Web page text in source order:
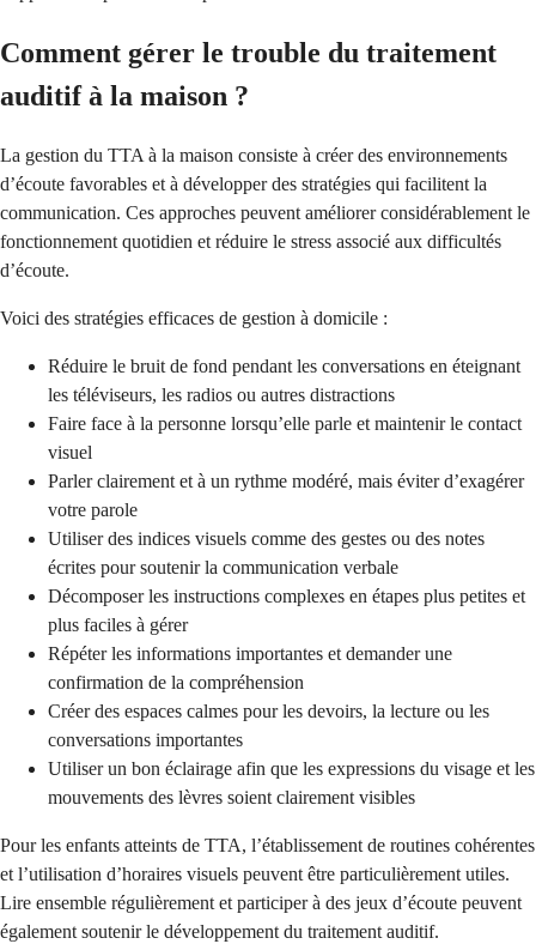
Comment gérer le trouble du traitement
auditif à la maison ?
La gestion du TTA à la maison consiste à créer des environnements
d’écoute favorables et à développer des stratégies qui facilitent la
communication. Ces approches peuvent améliorer considérablement le
fonctionnement quotidien et réduire le stress associé aux difficultés
d’écoute.
Voici des stratégies efficaces de gestion à domicile :
Réduire le bruit de fond pendant les conversations en éteignant
les téléviseurs, les radios ou autres distractions
Faire face à la personne lorsqu’elle parle et maintenir le contact
visuel
Parler clairement et à un rythme modéré, mais éviter d’exagérer
votre parole
Utiliser des indices visuels comme des gestes ou des notes
écrites pour soutenir la communication verbale
Décomposer les instructions complexes en étapes plus petites et
plus faciles à gérer
Répéter les informations importantes et demander une
confirmation de la compréhension
Créer des espaces calmes pour les devoirs, la lecture ou les
conversations importantes
Utiliser un bon éclairage afin que les expressions du visage et les
mouvements des lèvres soient clairement visibles
Pour les enfants atteints de TTA, l’établissement de routines cohérentes
et l’utilisation d’horaires visuels peuvent être particulièrement utiles.
Lire ensemble régulièrement et participer à des jeux d’écoute peuvent
également soutenir le développement du traitement auditif.